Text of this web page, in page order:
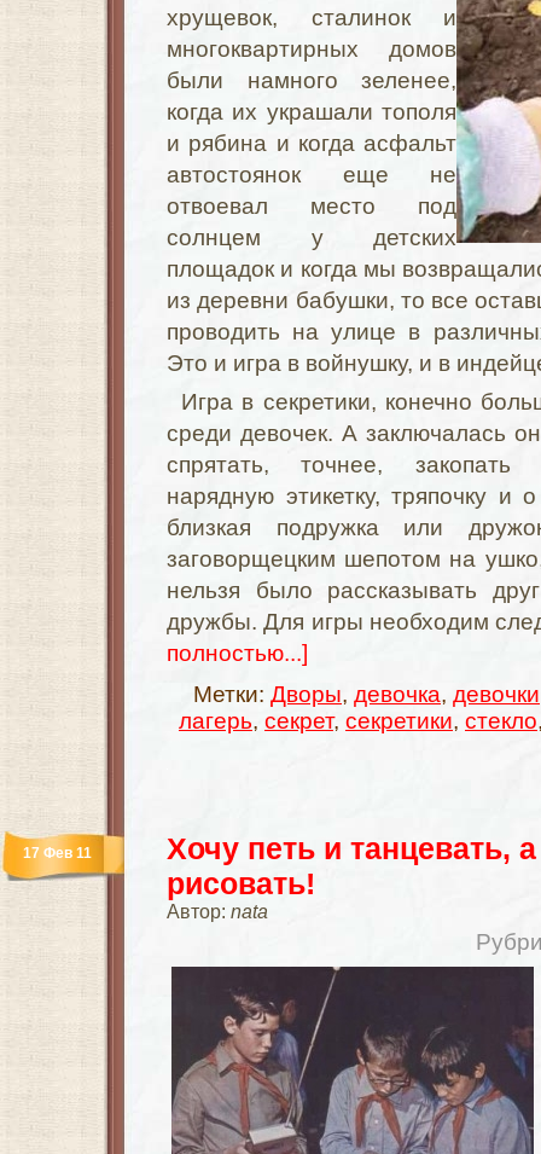
хрущевок, сталинок и
многоквартирных домов
были намного зеленее,
когда их украшали тополя
и рябина и когда асфальт
автостоянок еще не
отвоевал место под
солнцем у детских
площадок и когда мы
из деревни бабушки, то все
проводить на улице в
Это и игра в войнушку, и в
Игра в секретики, конечно
среди девочек. А заключалась
спрятать, точнее, закопать
нарядную этикетку, тряпочку и
близкая подружка или
заговорщецким шепотом на
нельзя было рассказывать
дружбы. Для игры необходим
полностью...]
Метки: Дворы, девочка, девочки
лагерь, секрет, секретики, стекло
Хочу петь и танцевать,
рисовать!
Автор: nata
17 Фев 11